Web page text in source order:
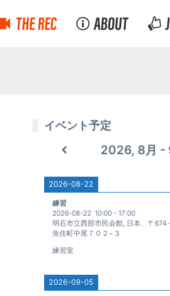
イベント予定
2026, 8月 -
2026-08-22
練習
2026-08-22 10:00 - 17:00
明石市立西部市民会館, 日本、〒
魚住町中尾７０２−３
練習室
2026-09-05